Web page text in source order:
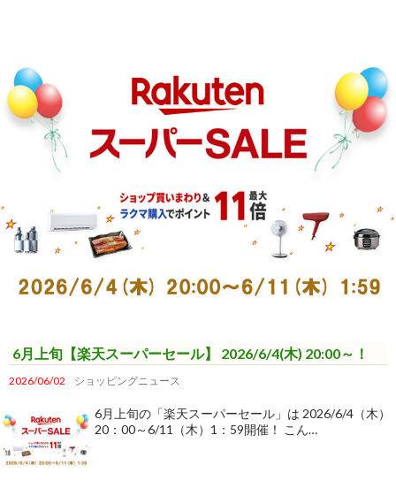
6月上旬【楽天スーパーセール】 2026/6/4(木) 20:00～！
2026/06/02 ショッピングニュース
6月上旬の「楽天スーパーセール」は 2026/6/4（木）
20：00～6/11（木）1：59開催！ こん…